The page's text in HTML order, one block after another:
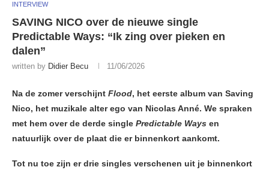
INTERVIEW
SAVING NICO over de nieuwe single
Predictable Ways: “Ik zing over pieken en
dalen”
written by Didier Becu 11/06/2026
Na de zomer verschijnt Flood, het eerste album van Saving
Nico, het muzikale alter ego van Nicolas Anné. We spraken
met hem over de derde single Predictable Ways en
natuurlijk over de plaat die er binnenkort aankomt.
Tot nu toe zijn er drie singles verschenen uit je binnenkort